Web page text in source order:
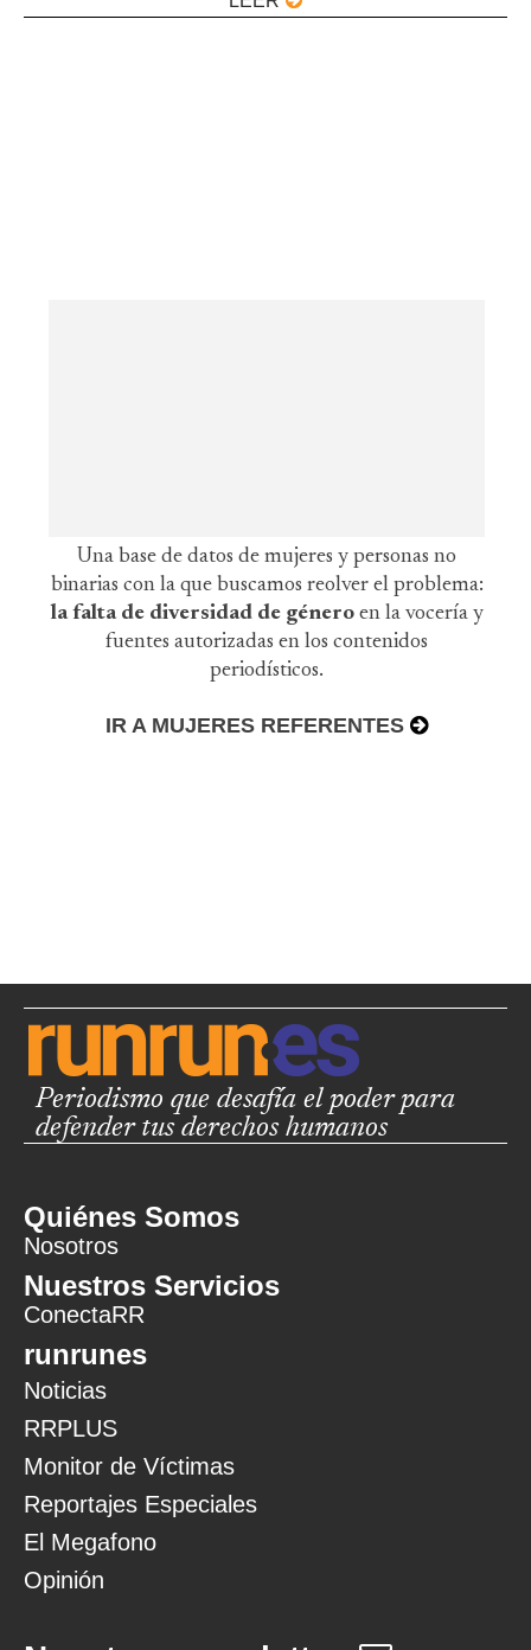
Una base de datos de mujeres y personas no
binarias con la que buscamos reolver el problema:
la falta de diversidad de género en la vocería y
fuentes autorizadas en los contenidos
periodísticos.
IR A MUJERES REFERENTES
Periodismo que desafía el poder para
defender tus derechos humanos
Quiénes Somos
Nosotros
Nuestros Servicios
ConectaRR
runrunes
Noticias
RRPLUS
Monitor de Víctimas
Reportajes Especiales
El Megafono
Opinión